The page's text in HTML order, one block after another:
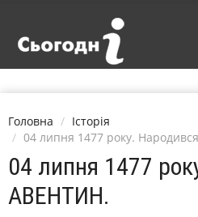
Головна
Історія
04 липня 1477 року.
04 липня 1477
АВЕНТИН.